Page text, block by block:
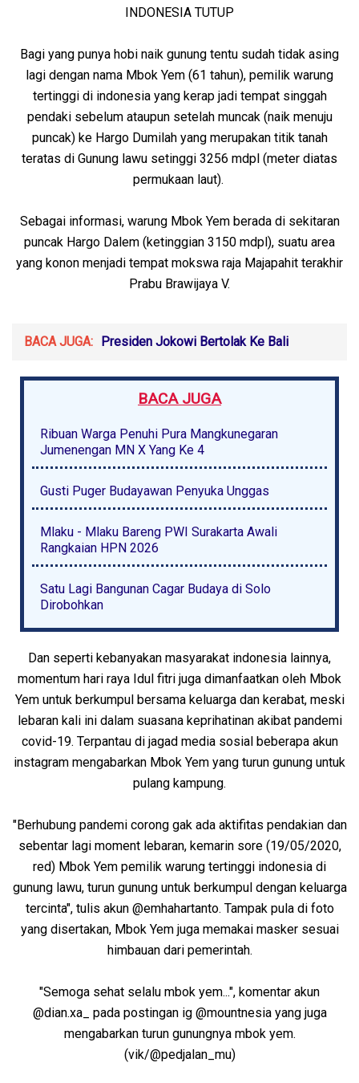
INDONESIA TUTUP
Bagi yang punya hobi naik gunung tentu sudah tidak asing
lagi dengan nama Mbok Yem (61 tahun), pemilik warung
tertinggi di indonesia yang kerap jadi tempat singgah
pendaki sebelum ataupun setelah muncak (naik menuju
puncak) ke Hargo Dumilah yang merupakan titik tanah
teratas di Gunung lawu setinggi 3256 mdpl (meter diatas
permukaan laut).
Sebagai informasi, warung Mbok Yem berada di sekitaran
puncak Hargo Dalem (ketinggian 3150 mdpl), suatu area
yang konon menjadi tempat mokswa raja Majapahit terakhir
Prabu Brawijaya V.
BACA JUGA: Presiden Jokowi Bertolak Ke Bali
BACA JUGA
Ribuan Warga Penuhi Pura Mangkunegaran
Jumenengan MN X Yang Ke 4
Gusti Puger Budayawan Penyuka Unggas
Mlaku - Mlaku Bareng PWI Surakarta Awali
Rangkaian HPN 2026
Satu Lagi Bangunan Cagar Budaya di Solo
Dirobohkan
Dan seperti kebanyakan masyarakat indonesia lainnya,
momentum hari raya Idul fitri juga dimanfaatkan oleh Mbok
Yem untuk berkumpul bersama keluarga dan kerabat, meski
lebaran kali ini dalam suasana keprihatinan akibat pandemi
covid-19. Terpantau di jagad media sosial beberapa akun
instagram mengabarkan Mbok Yem yang turun gunung untuk
pulang kampung.
"Berhubung pandemi corong gak ada aktifitas pendakian dan
sebentar lagi moment lebaran, kemarin sore (19/05/2020,
red) Mbok Yem pemilik warung tertinggi indonesia di
gunung lawu, turun gunung untuk berkumpul dengan keluarga
tercinta", tulis akun @emhahartanto. Tampak pula di foto
yang disertakan, Mbok Yem juga memakai masker sesuai
himbauan dari pemerintah.
"Semoga sehat selalu mbok yem...", komentar akun
@dian.xa_ pada postingan ig @mountnesia yang juga
mengabarkan turun gunungnya mbok yem.
(vik/@pedjalan_mu)